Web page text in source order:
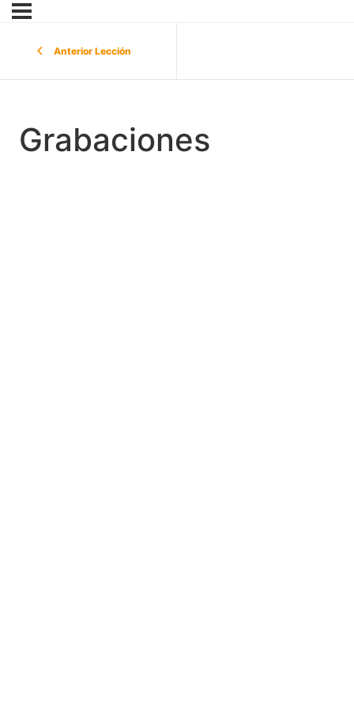
Anterior Lección
Grabaciones